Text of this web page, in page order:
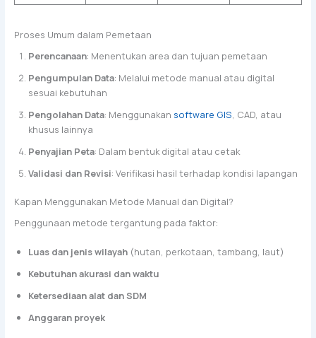
Proses Umum dalam Pemetaan
Perencanaan: Menentukan area dan tujuan pemetaan
Pengumpulan Data: Melalui metode manual atau digital
sesuai kebutuhan
Pengolahan Data: Menggunakan software GIS, CAD, atau
khusus lainnya
Penyajian Peta: Dalam bentuk digital atau cetak
Validasi dan Revisi: Verifikasi hasil terhadap kondisi lapangan
Kapan Menggunakan Metode Manual dan Digital?
Penggunaan metode tergantung pada faktor:
Luas dan jenis wilayah(hutan, perkotaan, tambang, laut)
Kebutuhan akurasi dan waktu
Ketersediaan alat dan SDM
Anggaran proyek